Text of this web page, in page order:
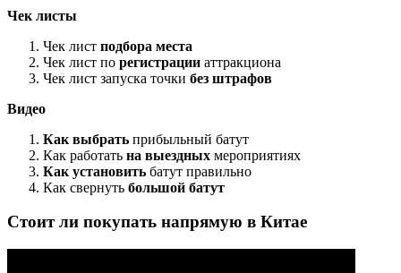
Чек листы
Чек лист подбора места
Чек лист по регистрации аттракциона
Чек лист запуска точки без штрафов
Видео
Как выбрать прибыльный батут
Как работать на выездных мероприятиях
Как установить батут правильно
Как свернуть большой батут
Стоит ли покупать напрямую в Китае